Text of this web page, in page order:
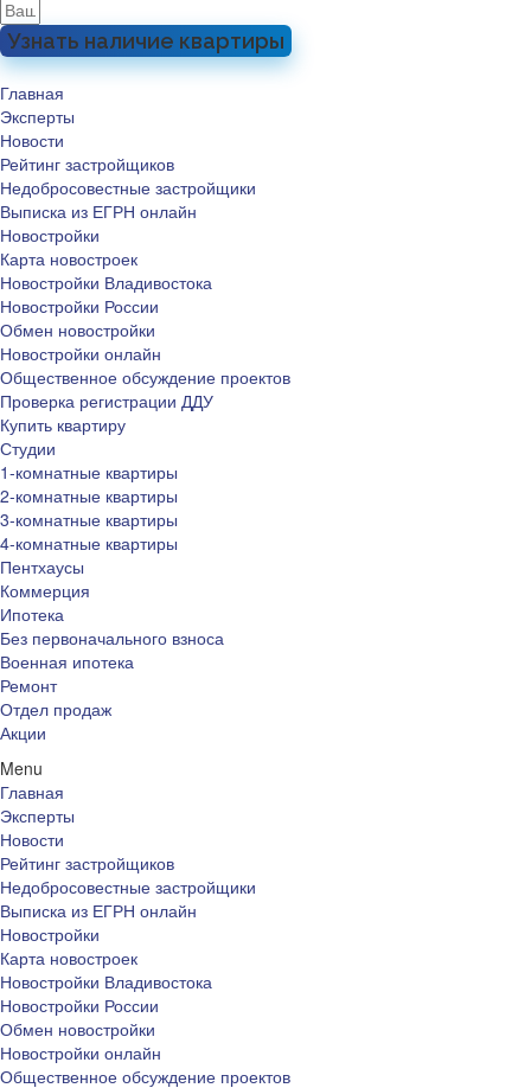
Узнать наличие квартиры
Главная
Эксперты
Новости
Рейтинг застройщиков
Недобросовестные застройщики
Выписка из ЕГРН онлайн
Новостройки
Карта новостроек
Новостройки Владивостока
Новостройки России
Обмен новостройки
Новостройки онлайн
Общественное обсуждение проектов
Проверка регистрации ДДУ
Купить квартиру
Студии
1-комнатные квартиры
2-комнатные квартиры
3-комнатные квартиры
4-комнатные квартиры
Пентхаусы
Коммерция
Ипотека
Без первоначального взноса
Военная ипотека
Ремонт
Отдел продаж
Акции
Menu
Главная
Эксперты
Новости
Рейтинг застройщиков
Недобросовестные застройщики
Выписка из ЕГРН онлайн
Новостройки
Карта новостроек
Новостройки Владивостока
Новостройки России
Обмен новостройки
Новостройки онлайн
Общественное обсуждение проектов